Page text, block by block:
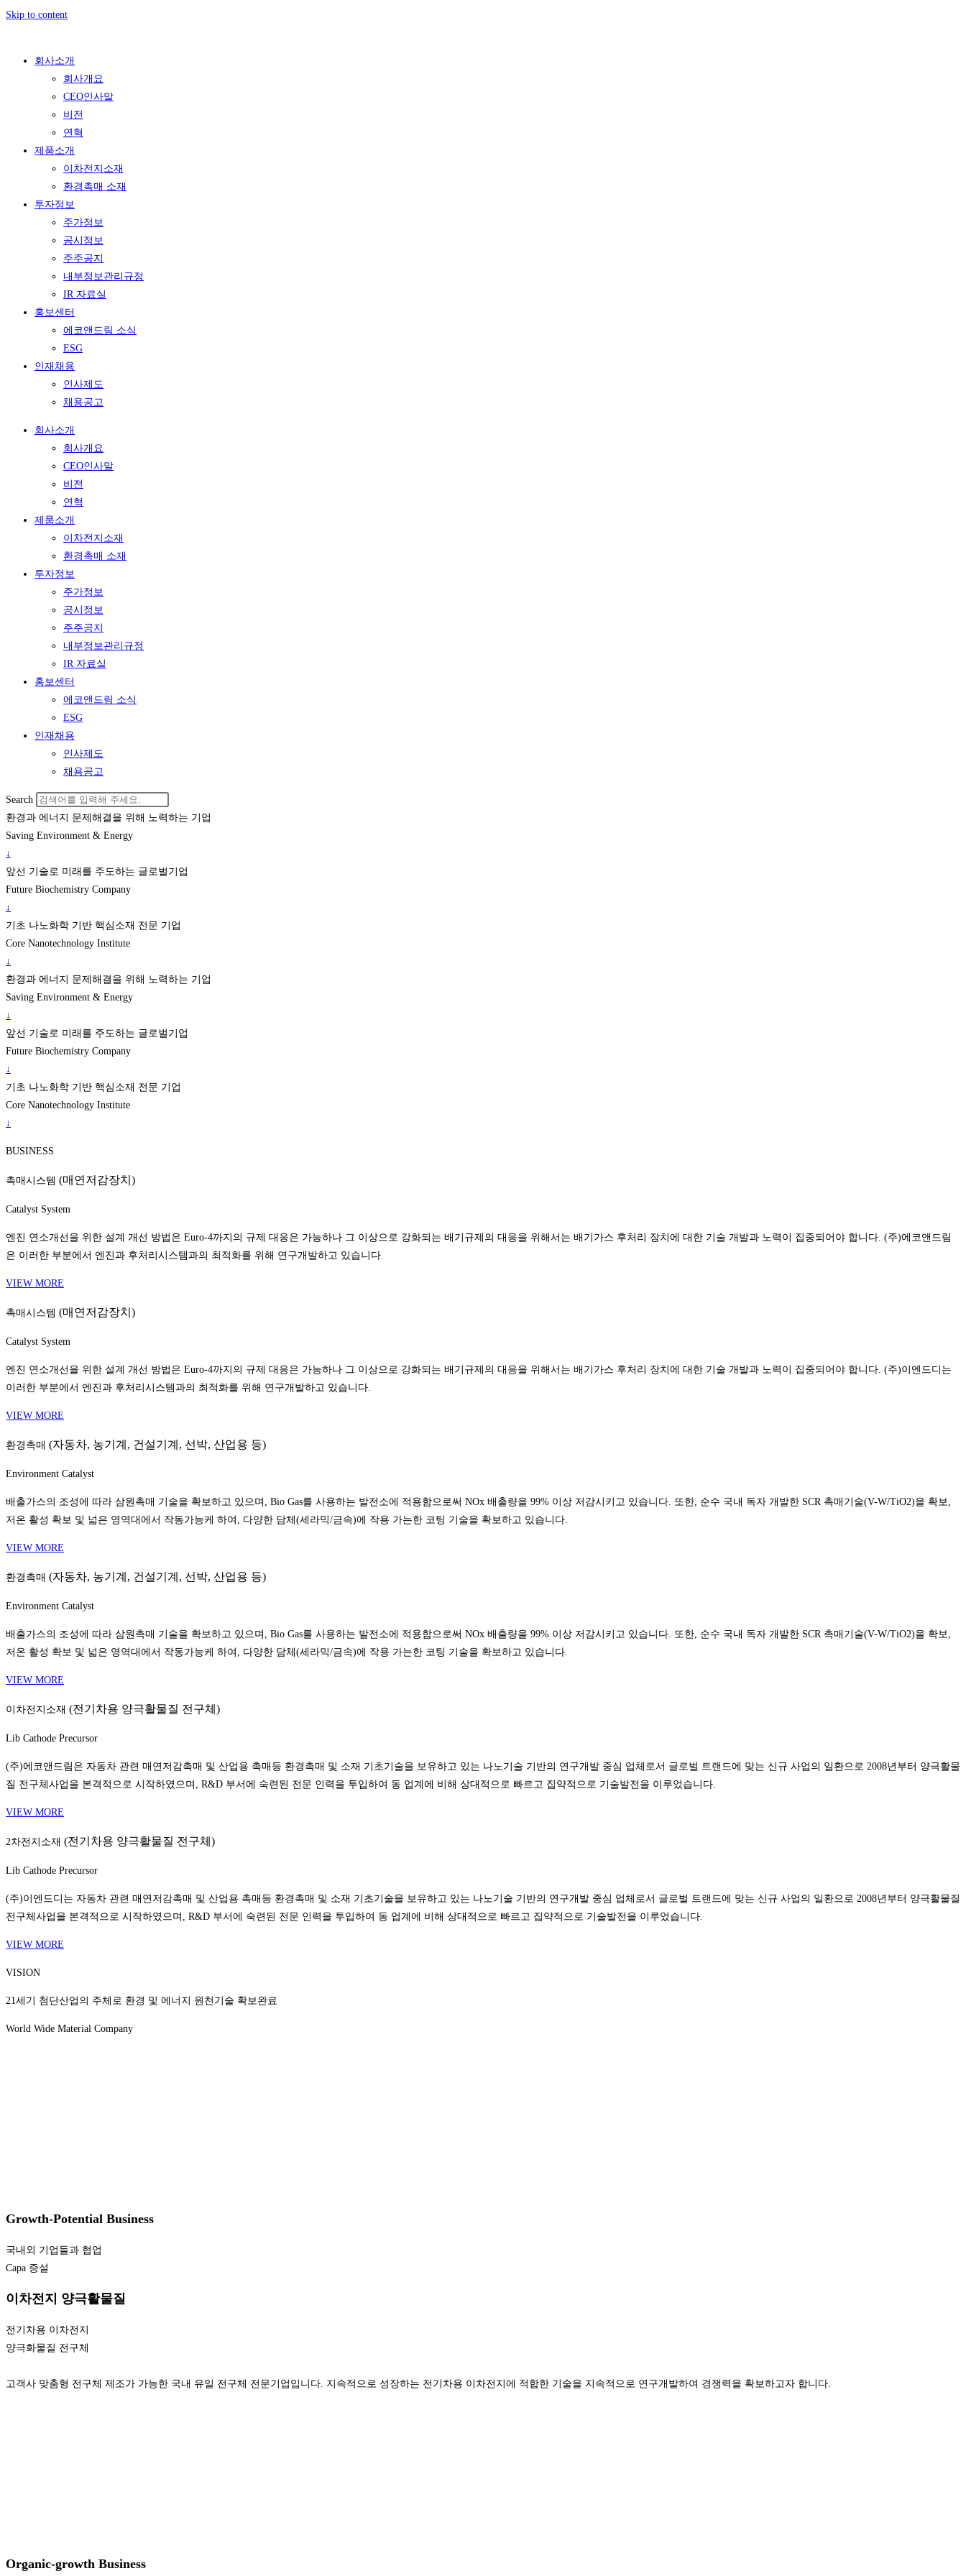
Skip to content
회사소개
회사개요
CEO인사말
비전
연혁
제품소개
이차전지소재
환경촉매 소재
투자정보
주가정보
공시정보
주주공지
내부정보관리규정
IR 자료실
홍보센터
에코앤드림 소식
ESG
인재채용
인사제도
채용공고
회사소개
회사개요
CEO인사말
비전
연혁
제품소개
이차전지소재
환경촉매 소재
투자정보
주가정보
공시정보
주주공지
내부정보관리규정
IR 자료실
홍보센터
에코앤드림 소식
ESG
인재채용
인사제도
채용공고
Search
환경과 에너지 문제해결을 위해 노력하는 기업
Saving Environment & Energy
↓
앞선 기술로 미래를 주도하는 글로벌기업
Future Biochemistry Company
↓
기초 나노화학 기반 핵심소재 전문 기업
Core Nanotechnology Institute
↓
환경과 에너지 문제해결을 위해 노력하는 기업
Saving Environment & Energy
↓
앞선 기술로 미래를 주도하는 글로벌기업
Future Biochemistry Company
↓
기초 나노화학 기반 핵심소재 전문 기업
Core Nanotechnology Institute
↓
BUSINESS
촉매시스템 (매연저감장치)
Catalyst System
엔진 연소개선을 위한 설계 개선 방법은 Euro-4까지의 규제 대응은 가능하나 그 이상으로 강화되는 배기규제의 대응을 위해서는 배기가스 후처리 장치에 대한 기술 개발과 노력이 집중되어야 합니다. (주)에코앤드림
은 이러한 부분에서 엔진과 후처리시스템과의 최적화를 위해 연구개발하고 있습니다.
VIEW MORE
촉매시스템 (매연저감장치)
Catalyst System
엔진 연소개선을 위한 설계 개선 방법은 Euro-4까지의 규제 대응은 가능하나 그 이상으로 강화되는 배기규제의 대응을 위해서는 배기가스 후처리 장치에 대한 기술 개발과 노력이 집중되어야 합니다. (주)이엔드디는
이러한 부분에서 엔진과 후처리시스템과의 최적화를 위해 연구개발하고 있습니다.
VIEW MORE
환경촉매 (자동차, 농기계, 건설기계, 선박, 산업용 등)
Environment Catalyst
배출가스의 조성에 따라 삼원촉매 기술을 확보하고 있으며, Bio Gas를 사용하는 발전소에 적용함으로써 NOx 배출량을 99% 이상 저감시키고 있습니다. 또한, 순수 국내 독자 개발한 SCR 촉매기술(V-W/TiO2)을 확보,
저온 활성 확보 및 넓은 영역대에서 작동가능케 하여, 다양한 담체(세라믹/금속)에 작용 가는한 코팅 기술을 확보하고 있습니다.
VIEW MORE
환경촉매 (자동차, 농기계, 건설기계, 선박, 산업용 등)
Environment Catalyst
배출가스의 조성에 따라 삼원촉매 기술을 확보하고 있으며, Bio Gas를 사용하는 발전소에 적용함으로써 NOx 배출량을 99% 이상 저감시키고 있습니다. 또한, 순수 국내 독자 개발한 SCR 촉매기술(V-W/TiO2)을 확보,
저온 활성 확보 및 넓은 영역대에서 작동가능케 하여, 다양한 담체(세라믹/금속)에 작용 가는한 코팅 기술을 확보하고 있습니다.
VIEW MORE
이차전지소재 (전기차용 양극활물질 전구체)
Lib Cathode Precursor
(주)에코앤드림은 자동차 관련 매연저감촉매 및 산업용 촉매등 환경촉매 및 소재 기초기술을 보유하고 있는 나노기술 기반의 연구개발 중심 업체로서 글로벌 트랜드에 맞는 신규 사업의 일환으로 2008년부터 양극활물
질 전구체사업을 본격적으로 시작하였으며, R&D 부서에 숙련된 전문 인력을 투입하여 동 업계에 비해 상대적으로 빠르고 집약적으로 기술발전을 이루었습니다.
VIEW MORE
2차전지소재 (전기차용 양극활물질 전구체)
Lib Cathode Precursor
(주)이엔드디는 자동차 관련 매연저감촉매 및 산업용 촉매등 환경촉매 및 소재 기초기술을 보유하고 있는 나노기술 기반의 연구개발 중심 업체로서 글로벌 트랜드에 맞는 신규 사업의 일환으로 2008년부터 양극활물질
전구체사업을 본격적으로 시작하였으며, R&D 부서에 숙련된 전문 인력을 투입하여 동 업계에 비해 상대적으로 빠르고 집약적으로 기술발전을 이루었습니다.
VIEW MORE
VISION
21세기 첨단산업의 주체로 환경 및 에너지 원천기술 확보완료
World Wide Material Company
Growth-Potential Business
국내외 기업들과 협업
Capa 증설
이차전지 양극활물질
전기차용 이차전지
양극화물질 전구체
고객사 맞춤형 전구체 제조가 가능한 국내 유일 전구체 전문기업입니다. 지속적으로 성장하는 전기차용 이차전지에 적합한 기술을 지속적으로 연구개발하여 경쟁력을 확보하고자 합니다.
Organic-growth Business